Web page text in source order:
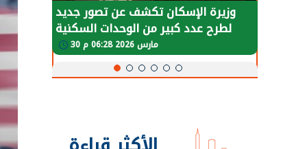
وزيرة الإسكان تكشف عن تصور جديد
لطرح عدد كبير من الوحدات السكنية
بنظام الإيجار 30 مارس 2026 06:28 م